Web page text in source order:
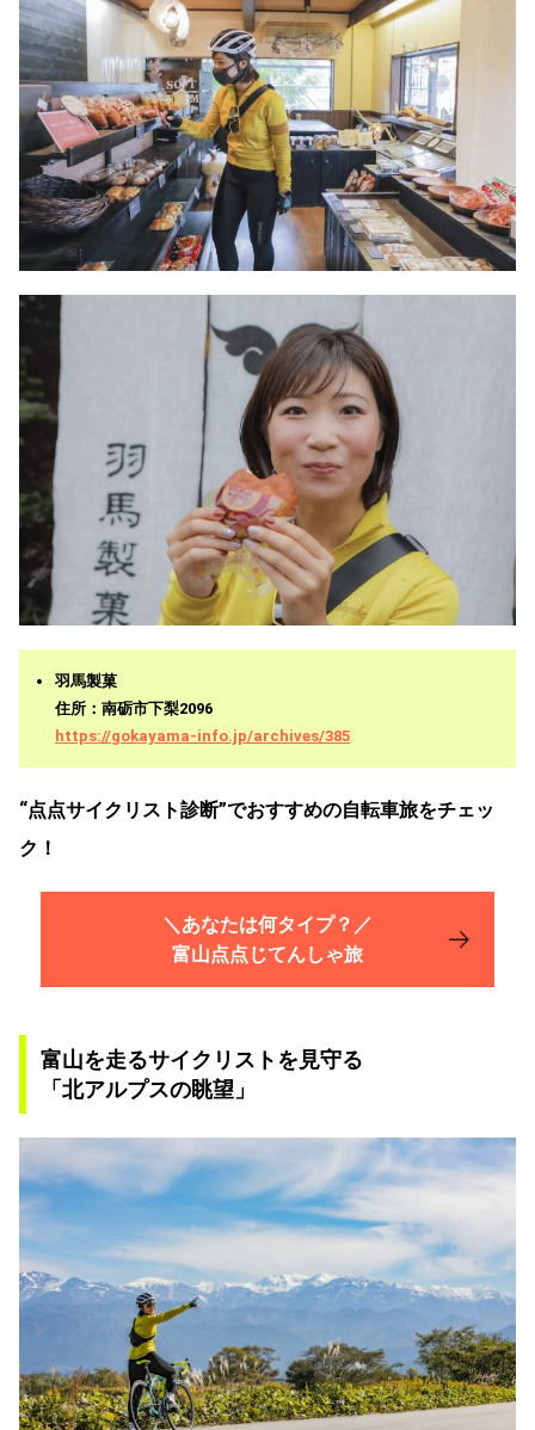
羽馬製菓
住所：南砺市下梨2096
https://gokayama-info.jp/archives/385
“点点サイクリスト診断”でおすすめの自転車旅をチェッ
ク！
＼あなたは何タイプ？／
富山点点じてんしゃ旅
富山を走るサイクリストを見守る
「北アルプスの眺望」